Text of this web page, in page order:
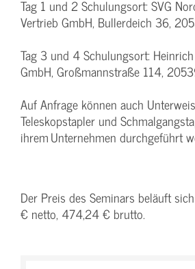
Tag 1 und 2 Schulungsort: SVG
Vertrieb GmbH, Bullerdeich 36,
Tag 3 und 4 Schulungsort:
GmbH, Großmannstraße 114,
Auf Anfrage können auch
Teleskopstapler und
ihrem Unternehmen durchgeführt
Der Preis des Seminars beläuft
€ netto, 474,24 € brutto.